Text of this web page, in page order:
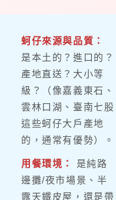
蚵仔來源與品質：
是本土的？進口的？
產地直送？大小等
級？（像嘉義東石、
雲林口湖、臺南七股
這些蚵仔大戶產地
的，通常有優勢）。
用餐環境：
是純路
邊攤/夜市場景、半
露天鐵皮屋，還是帶